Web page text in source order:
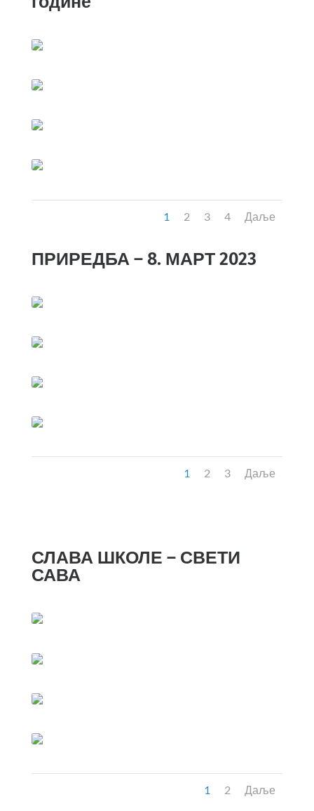
1 2 3 4 Даље
ПРИРЕДБА – 8. МАРТ 2023
1 2 3 Даље
СЛАВА ШКОЛЕ – СВЕТИ
САВА
1 2 Даље